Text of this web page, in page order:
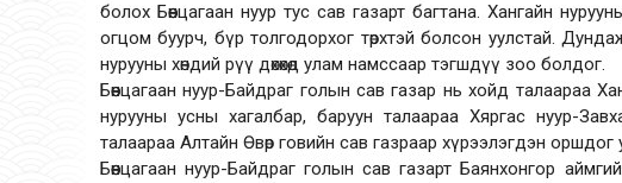
болох Бөөнцагаан нуур тус сав газарт багтана. Хангайн
огцом буурч, бүр толгодорхог төрхтэй болсон уулстай.
нурууны хөндий рүү дөхөхөд улам намссаар тэгшдүү зоо болдог.
Бөөнцагаан нуур-Байдраг голын сав газар нь хойд талаараа
нурууны усны хагалбар, баруун талаараа Хяргас нуур-
талаараа Алтайн Өвөр говийн сав газраар хүрээлэгдэн
Бөөнцагаан нуур-Байдраг голын сав газарт Баянхонгор